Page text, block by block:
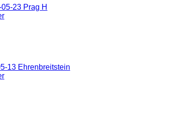
23 Prag H
13 Ehrenbreitstein